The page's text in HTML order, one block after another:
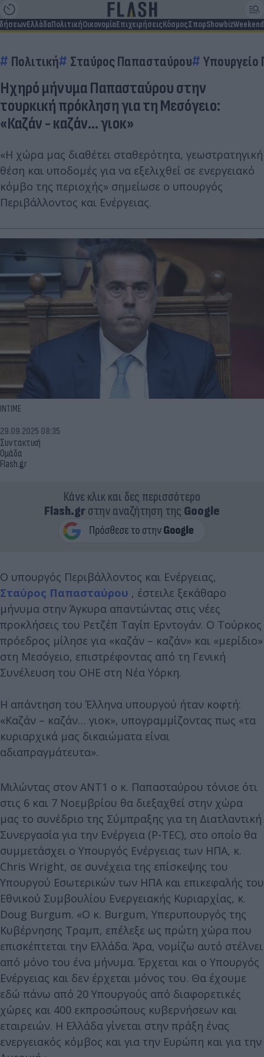
ΕλλάδαΠολιτικήΟικονομίαΕπιχειρήσειςΚόσμοςΣπορShowbizWeekend
Πολιτική Σταύρος Παπασταύρου Υπουργείο
Ηχηρό μήνυμα Παπασταύρου στην
τουρκική πρόκληση για τη Μεσόγειο:
«Καζάν - καζάν… γιοκ»
«Η χώρα μας διαθέτει σταθερότητα, γεωστρατηγική
θέση και υποδομές για να εξελιχθεί σε ενεργειακό
κόμβο της περιοχής» σημείωσε ο υπουργός
Περιβάλλοντος και Ενέργειας.
INTIME
Συντακτική
Ομάδα
Flash.gr
29.09.2025 08:35
Κάνε κλικ και δες περισσότερο
Flash.grστην αναζήτηση της Google
Ο υπουργός Περιβάλλοντος και Ενέργειας,
Σταύρος Παπασταύρου , έστειλε ξεκάθαρο
μήνυμα στην Άγκυρα απαντώντας στις νέες
προκλήσεις του Ρετζέπ Ταγίπ Ερντογάν. Ο Τούρκος
πρόεδρος μίλησε για «καζάν – καζάν» και «μερίδιο»
στη Μεσόγειο, επιστρέφοντας από τη Γενική
Συνέλευση του ΟΗΕ στη Νέα Υόρκη.
Η απάντηση του Έλληνα υπουργού ήταν κοφτή:
«Καζάν – καζάν… γιοκ», υπογραμμίζοντας πως «τα
κυριαρχικά μας δικαιώματα είναι
αδιαπραγμάτευτα».
Μιλώντας στον ΑΝΤ1 ο κ. Παπασταύρου τόνισε ότι
στις 6 και 7 Νοεμβρίου θα διεξαχθεί στην χώρα
μας το συνέδριο της Σύμπραξης για τη Διατλαντική
Συνεργασία για την Ενέργεια (P-TEC), στο οποίο θα
συμμετάσχει ο Υπουργός Ενέργειας των ΗΠΑ, κ.
Chris Wright, σε συνέχεια της επίσκεψης του
Υπουργού Εσωτερικών των ΗΠΑ και επικεφαλής του
Εθνικού Συμβουλίου Ενεργειακής Κυριαρχίας, κ.
Doug Burgum. «Ο κ. Burgum, Υπερυπουργός της
Κυβέρνησης Τραμπ, επέλεξε ως πρώτη χώρα που
επισκέπτεται την Ελλάδα. Άρα, νομίζω αυτό στέλνει
από μόνο του ένα μήνυμα. Έρχεται και ο Υπουργός
Ενέργειας και δεν έρχεται μόνος του. Θα έχουμε
εδώ πάνω από 20 Υπουργούς από διαφορετικές
χώρες και 400 εκπροσώπους κυβερνήσεων και
εταιρειών. Η Ελλάδα γίνεται στην πράξη ένας
ενεργειακός κόμβος και για την Ευρώπη και για την